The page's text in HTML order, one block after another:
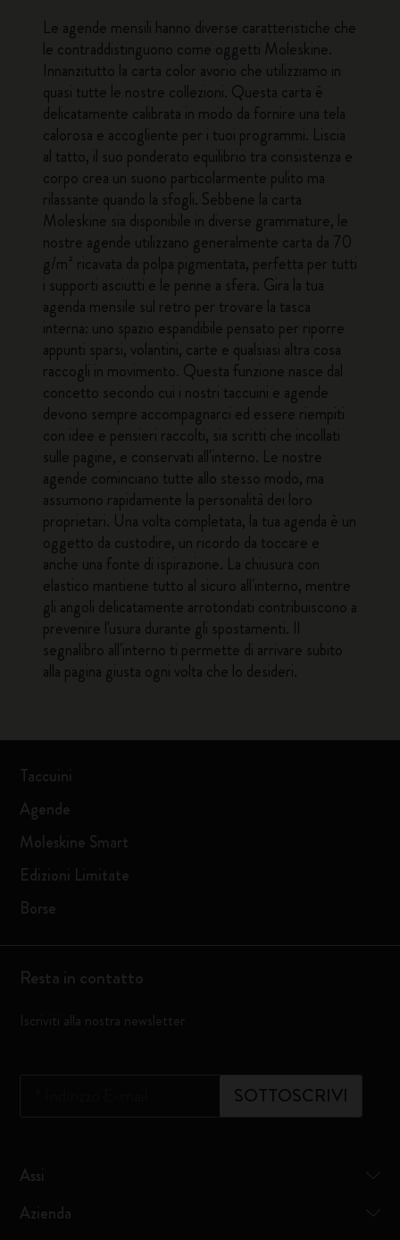
Le agende mensili hanno diverse caratteristiche che
le contraddistinguono come oggetti Moleskine.
Innanzitutto la carta color avorio che utilizziamo in
quasi tutte le nostre collezioni. Questa carta è
delicatamente calibrata in modo da fornire una tela
calorosa e accogliente per i tuoi programmi. Liscia
al tatto, il suo ponderato equilibrio tra consistenza e
corpo crea un suono particolarmente pulito ma
rilassante quando la sfogli. Sebbene la carta
Moleskine sia disponibile in diverse grammature, le
nostre agende utilizzano generalmente carta da 70
g/m² ricavata da polpa pigmentata, perfetta per tutti
i supporti asciutti e le penne a sfera. Gira la tua
agenda mensile sul retro per trovare la tasca
interna: uno spazio espandibile pensato per riporre
appunti sparsi, volantini, carte e qualsiasi altra cosa
raccogli in movimento. Questa funzione nasce dal
concetto secondo cui i nostri taccuini e agende
devono sempre accompagnarci ed essere riempiti
con idee e pensieri raccolti, sia scritti che incollati
sulle pagine, e conservati all'interno. Le nostre
agende cominciano tutte allo stesso modo, ma
assumono rapidamente la personalità dei loro
proprietari. Una volta completata, la tua agenda è un
oggetto da custodire, un ricordo da toccare e
anche una fonte di ispirazione. La chiusura con
elastico mantiene tutto al sicuro all'interno, mentre
gli angoli delicatamente arrotondati contribuiscono a
prevenire l'usura durante gli spostamenti. Il
segnalibro all'interno ti permette di arrivare subito
alla pagina giusta ogni volta che lo desideri.
Taccuini
Agende
Moleskine Smart
Edizioni Limitate
Borse
Resta in contatto
Iscriviti alla nostra newsletter
SOTTOSCRIVI
Assi
Azienda